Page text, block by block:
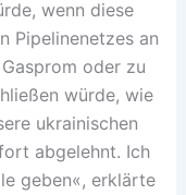
wenn diese
Pipelinenetzes an
oder zu
würde, wie
ukrainischen
abgelehnt. Ich
geben«, erklärte